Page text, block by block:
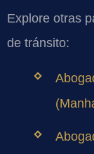
Explore otras
de tránsito: